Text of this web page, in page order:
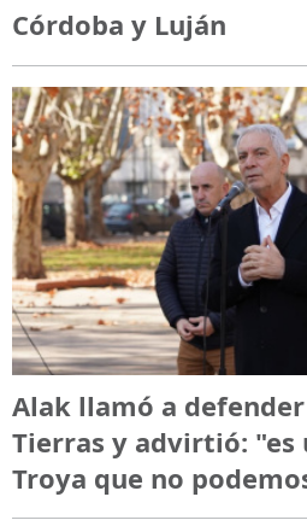
Córdoba y Luján
Alak llamó a
Tierras y advirtió: "es
Troya que no